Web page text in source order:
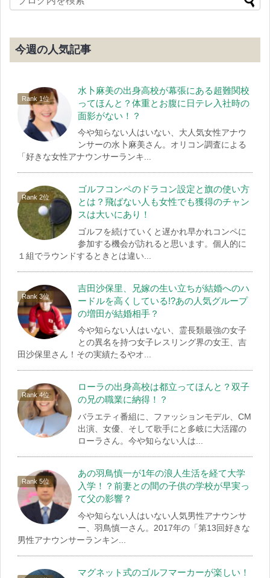
今週の人気記事
水卜麻美の出身高校が幕張にある超難関校
ってほんと？体重とお腹に日テレ入社時の
面影がない！？
今や知らない人はいない、大人気女性アナウ
ンサーの水卜麻美さん。オリコン調査による
「好きな女性アナウンサーランキ...
ゴルフコンペのドラコン設定と旗の使い方
とは？飛ばない人も女性でも獲得のチャン
スは大いにあり！
ゴルフを続けていくと遅かれ早かれコンペに
参加する機会が訪れると思います。個人的に
１組でラウンドするときとは違い...
吉田沙保里、兄嫁の生い立ちが結婚へのハ
ードルを高くしている!?あの人気グループ
の増田が結婚相手？
今や知らない人はいない、霊長類最強の女子
との異名を持つ女子レスリング界の女王、吉
田沙保里さん！その実績たるやオ...
ローラの出身高校は都立ってほんと？双子
の兄の職業に納得！？
バラエティ番組に、ファッションモデル、CM
出演、女優、そして歌手にと多岐に大活躍の
ローラさん。今や知らない人は...
あの羽鳥慎一が1年の浪人生活を経て大学
入学！？前妻との間の子供の学校が早実っ
て父の影響？
今や知らない人はいない人気男性アナウンサ
ー、羽鳥慎一さん。2017年の「第13回好きな
男性アナウンサーランキン...
マグネット式のゴルフマーカーが楽しい！